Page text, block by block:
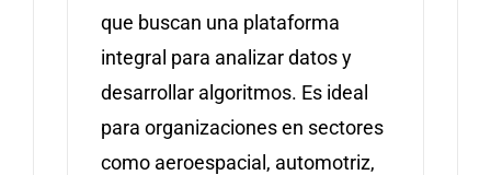
que buscan una plataforma
integral para analizar datos y
desarrollar algoritmos. Es ideal
para organizaciones en sectores
como aeroespacial, automotriz,